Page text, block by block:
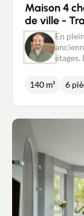
Maison 4
de ville -
En
étages.
un
sur
suite
cave à
assure
état
à pied
140 m² 6